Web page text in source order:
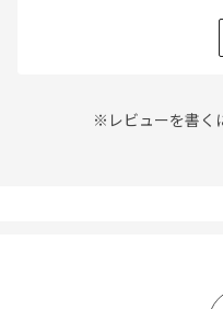
※レビューを書く